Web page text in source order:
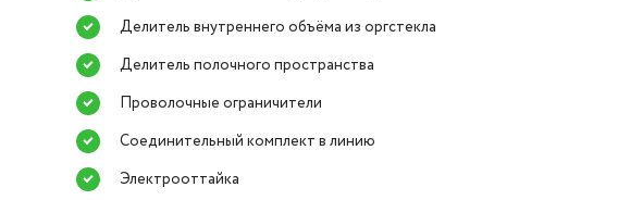
Делитель внутреннего объёма из оргстекла
Делитель полочного пространства
Проволочные ограничители
Соединительный комплект в линию
Электрооттайка